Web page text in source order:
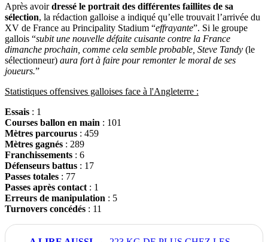
Après avoirdressé le portrait des différentes faillites de sa
sélection, la rédaction galloise a indiqué qu’elle trouvait l’arrivée du
XV de France au Principality Stadium “effrayante”. Si le groupe
gallois “subit une nouvelle défaite cuisante contre la France
dimanche prochain, comme cela semble probable, Steve Tandy (le
sélectionneur) aura fort à faire pour remonter le moral de ses
joueurs.”
Statistiques offensives galloises face à l'Angleterre :
Essais : 1
Courses ballon en main : 101
Mètres parcourus : 459
Mètres gagnés : 289
Franchissements : 6
Défenseurs battus : 17
Passes totales : 77
Passes après contact : 1
Erreurs de manipulation : 5
Turnovers concédés : 11